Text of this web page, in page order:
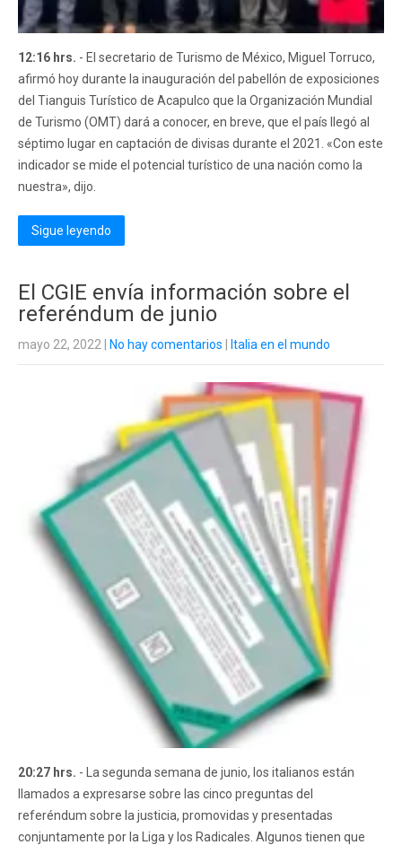
12:16 hrs. - El secretario de Turismo de México, Miguel Torruco,
afirmó hoy durante la inauguración del pabellón de exposiciones
del Tianguis Turístico de Acapulco que la Organización Mundial
de Turismo (OMT) dará a conocer, en breve, que el país llegó al
séptimo lugar en captación de divisas durante el 2021. «Con este
indicador se mide el potencial turístico de una nación como la
nuestra», dijo.
Sigue leyendo
El CGIE envía información sobre el
referéndum de junio
mayo 22, 2022 No hay comentarios Italia en el mundo
20:27 hrs. - La segunda semana de junio, los italianos están
llamados a expresarse sobre las cinco preguntas del
referéndum sobre la justicia, promovidas y presentadas
conjuntamente por la Liga y los Radicales. Algunos tienen que